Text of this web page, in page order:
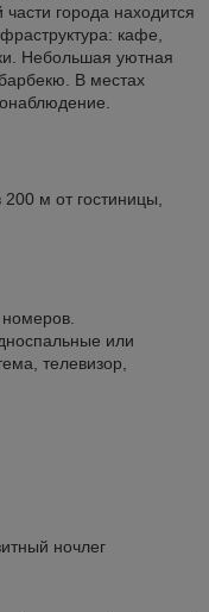
города находится
кафе,
Небольшая уютная
В местах
м от гостиницы,
или
телевизор,
ночлег